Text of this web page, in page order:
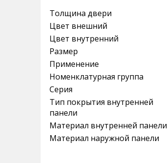
Толщина двери
Цвет внешний
Цвет внутренний
Размер
Применение
Номенклатурная группа
Серия
Тип покрытия внутренней
панели
Материал внутренней панели
Материал наружной панели